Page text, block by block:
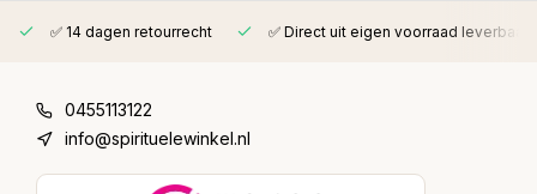
✅ 14 dagen retourrecht ✅ Direct uit eigen voorraad leverbaar
0455113122
info@spirituelewinkel.nl